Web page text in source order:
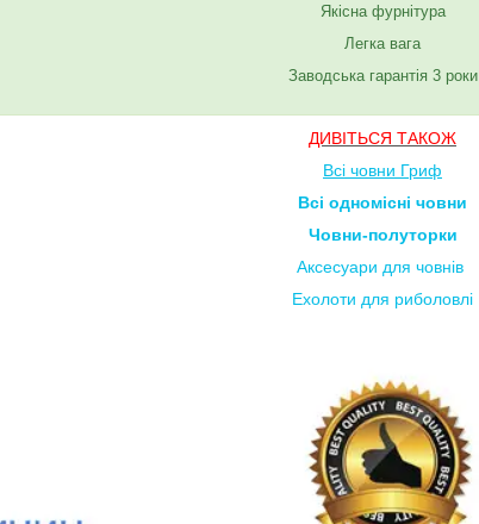
Якісна фурнітура
Легка вага
Заводська гарантія 3 роки
ДИВІТЬСЯ ТАКОЖ
Всі човни Гриф
Всі одномісні човни
Човни-полуторки
Аксесуари для човнів
Ехолоти для риболовлі